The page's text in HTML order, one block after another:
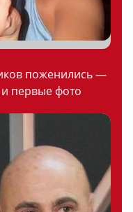
поженились —
и первые фото